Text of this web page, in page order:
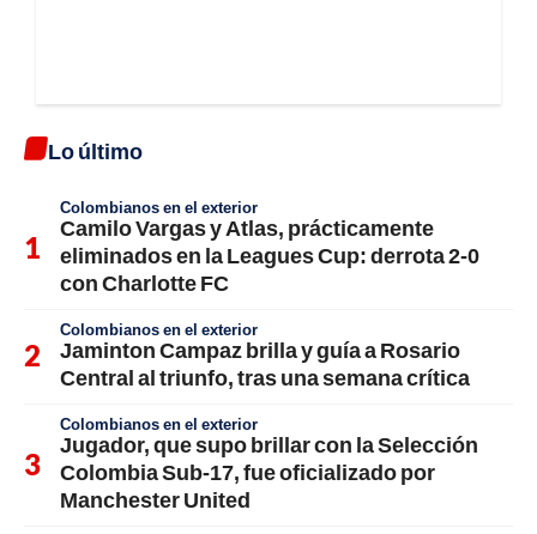
Lo último
Colombianos en el exterior
Camilo Vargas y Atlas, prácticamente
eliminados en la Leagues Cup: derrota 2-0
con Charlotte FC
Colombianos en el exterior
Jaminton Campaz brilla y guía a Rosario
Central al triunfo, tras una semana crítica
Colombianos en el exterior
Jugador, que supo brillar con la Selección
Colombia Sub-17, fue oficializado por
Manchester United